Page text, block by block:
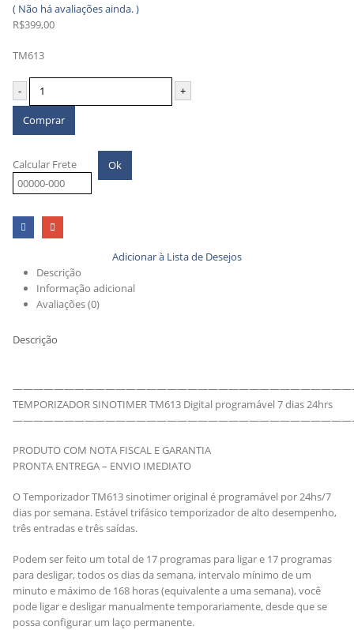
0 out of 5
( Não há avaliações ainda. )
R$399,00
TM613
- +
Comprar
Calcular Frete Ok
Adicionar à Lista de Desejos
Descrição
Informação adicional
Avaliações (0)
Descrição
TEMPORIZADOR SINOTIMER TM613 Digital programável 7 dias 24hrs
PRODUTO COM NOTA FISCAL E GARANTIA
PRONTA ENTREGA – ENVIO IMEDIATO
O Temporizador TM613 sinotimer original é programável por 24hs/7
dias por semana. Estável trifásico temporizador de alto desempenho,
três entradas e três saídas.
Podem ser feito um total de 17 programas para ligar e 17 programas
para desligar, todos os dias da semana, intervalo mínimo de um
minuto e máximo de 168 horas (equivalente a uma semana), você
pode ligar e desligar manualmente temporariamente, desde que se
possa configurar um laço permanente.